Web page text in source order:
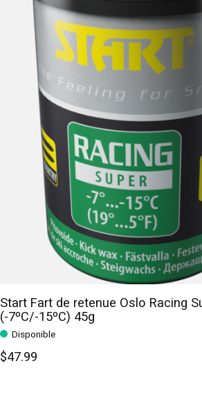
Start Fart de retenue Oslo Racing
(-7ºC/-15ºC) 45g
Disponible
$47.99